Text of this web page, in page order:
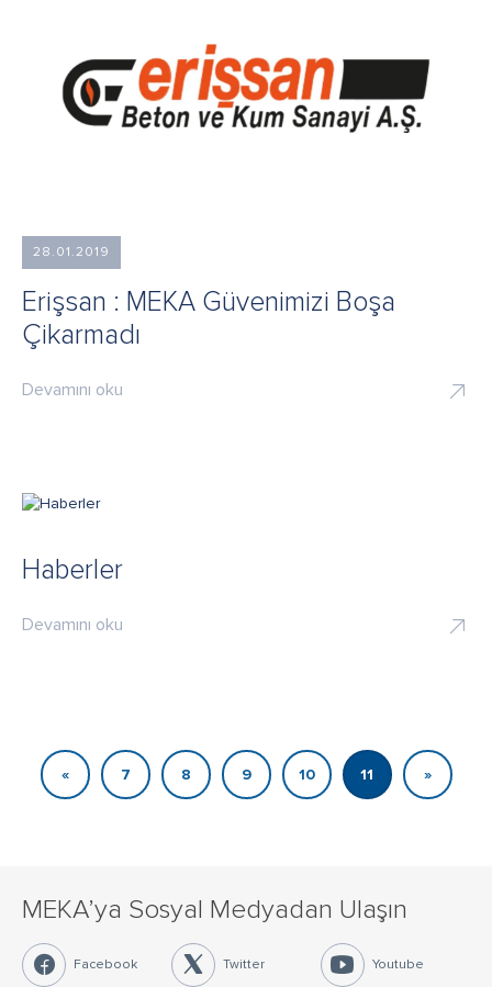
28.01.2019
Erişsan : MEKA Güvenimizi Boşa
Çikarmadı
Devamını oku
Haberler
Devamını oku
« 7 8 9 10 11 »
MEKA’ya Sosyal Medyadan Ulaşın
Facebook Twitter Youtube